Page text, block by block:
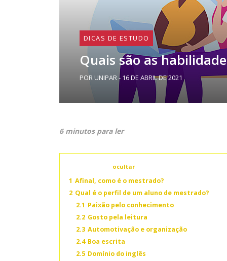
DICAS DE ESTUDO
Quais são as
POR UNIPAR - 16 DE ABRIL DE 2021
6 minutos para ler
ocultar
1 Afinal, como é o mestrado?
2 Qual é o perfil de um aluno de mestrado?
2.1 Paixão pelo conhecimento
2.2 Gosto pela leitura
2.3 Automotivação e organização
2.4 Boa escrita
2.5 Domínio do inglês